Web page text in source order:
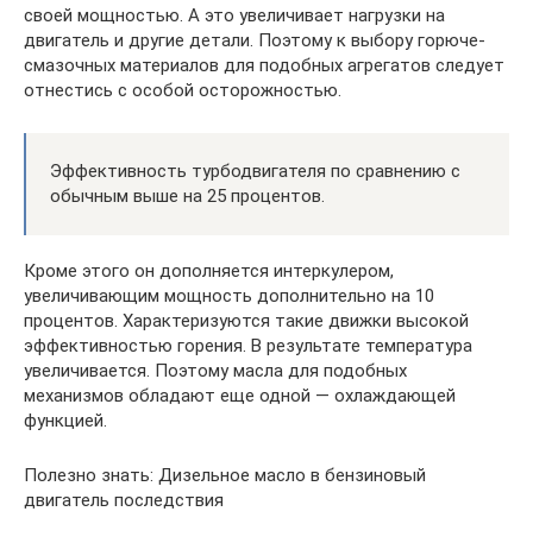
своей мощностью. А это увеличивает нагрузки на
двигатель и другие детали. Поэтому к выбору горюче-
смазочных материалов для подобных агрегатов следует
отнестись с особой осторожностью.
Эффективность турбодвигателя по сравнению с
обычным выше на 25 процентов.
Кроме этого он дополняется интеркулером,
увеличивающим мощность дополнительно на 10
процентов. Характеризуются такие движки высокой
эффективностью горения. В результате температура
увеличивается. Поэтому масла для подобных
механизмов обладают еще одной — охлаждающей
функцией.
Полезно знать: Дизельное масло в бензиновый
двигатель последствия